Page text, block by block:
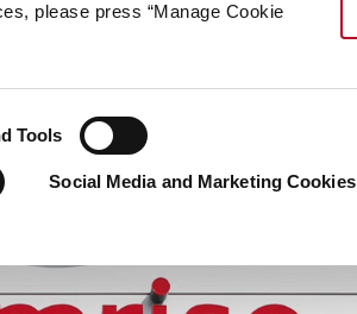
please press “Manage Cookie
Tools
Social Media and Marketing Cookies